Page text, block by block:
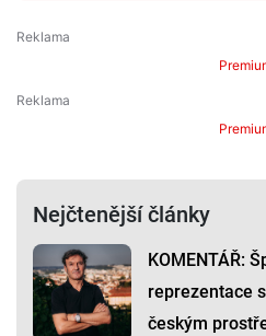
Nejčtenější články
KOMENTÁŘ:
reprezentace
českým